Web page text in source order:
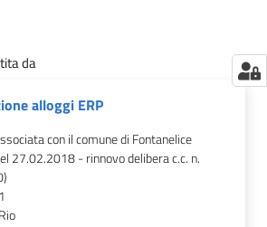
da
alloggi ERP
con il comune di Fontanelice
27.02.2018 - rinnovo delibera c.c. n.